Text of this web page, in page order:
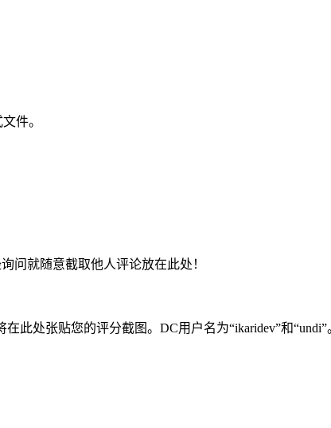
件。
问就随意截取他人评论放在此处！
此处张贴您的评分截图。DC用户名为“ikaridev”和“undi”